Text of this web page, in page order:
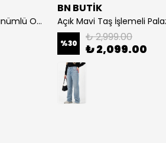
%100 Pamuk Kadın Keten Görünümlü Oversize Gömlek - Rahat Kesim Basic - Sarı
BN BUTİK
%30 ₺ 2,999.00
₺ 2,099.00